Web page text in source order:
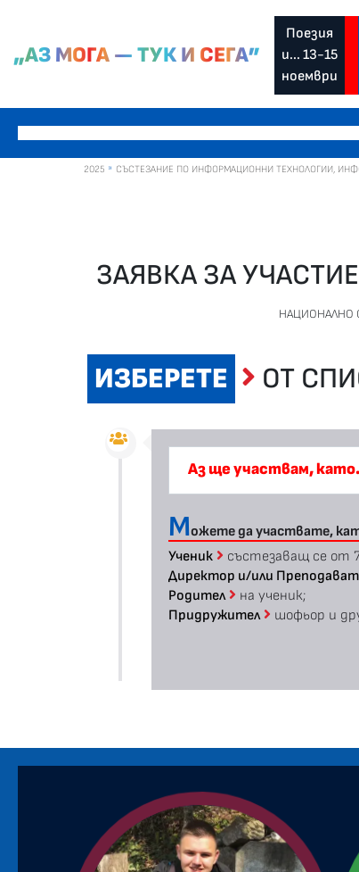
„АЗ МОГА — ТУК И СЕГА”
Поезия
и... 13-15
ноември
2025 СЪСТЕЗАНИЕ ПО ИНФОРМАЦИОННИ ТЕХНОЛОГИИ,
ЗАЯВКА ЗА
НАЦИОНАЛНО
ИЗБЕРЕТЕ ОТ
Аз ще участвам,
Можете да участвате,
Ученик
състезаващ се от
Директор и/или
Родител
на ученик;
Придружител
шофьор и